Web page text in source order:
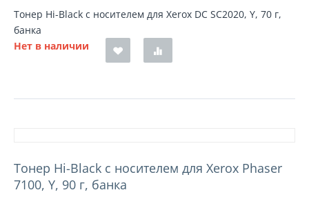
Тонер Hi-Black с носителем для Xerox DC SC2020, Y, 70 г,
банка
Нет в наличии
Тонер Hi-Black с носителем для Xerox Phaser
7100, Y, 90 г, банка